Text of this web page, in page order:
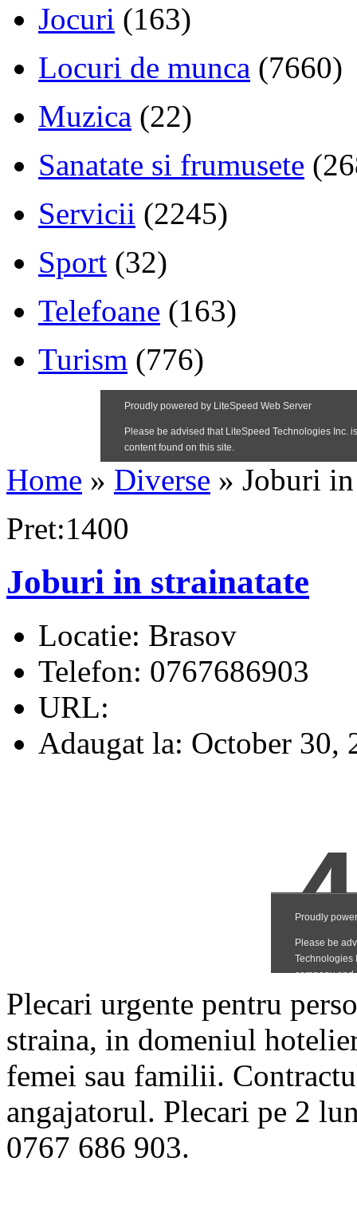
Jocuri (163)
Locuri de munca (7660)
Muzica (22)
Sanatate si frumusete
Servicii (2245)
Sport (32)
Telefoane (163)
Turism (776)
Home » Diverse » Joburi
Pret:1400
Joburi in strainatate
Locatie: Brasov
Telefon: 0767686903
URL:
Adaugat la: October 30,
Plecari urgente pentru
straina, in domeniul
femei sau familii.
angajatorul. Plecari pe 2
0767 686 903.